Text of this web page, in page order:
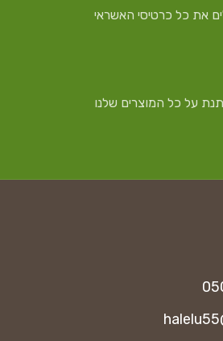
את כל כרטיסי האשראי
על כל המוצרים שלנו